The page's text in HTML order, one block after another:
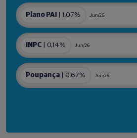
Plano PAI | 1,07% Jun/26
INPC | 0,14% Jun/26
Poupança | 0,67% Jun/26